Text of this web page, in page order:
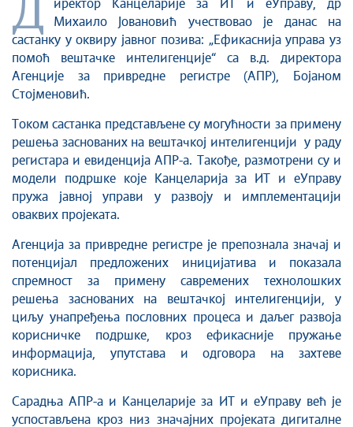
Д
иректор Канцеларије за ИТ и еУправу, др
Михаило Јовановић учествовао је данас на
састанку у оквиру јавног позива: „Ефикаснија управа уз
помоћ вештачке интелигенције“ са в.д. директора
Агенције за привредне регистре (АПР), Бојаном
Стојменовић.
Током састанка представљене су могућности за примену
решења заснованих на вештачкој интелигенцији у раду
регистара и евиденција АПР-а. Такође, размотрени су и
модели подршке које Канцеларија за ИТ и еУправу
пружа јавној управи у развоју и имплементацији
оваквих пројеката.
Агенција за привредне регистре је препознала значај и
потенцијал предложених иницијатива и показала
спремност за примену савремених технолошких
решења заснованих на вештачкој интелигенцији, у
циљу унапређења пословних процеса и даљег развоја
корисничке подршке, кроз ефикасније пружање
информација, упутстава и одговора на захтеве
корисника.
Сарадња АПР-а и Канцеларије за ИТ и еУправу већ је
успостављена кроз низ значајних пројеката дигиталне